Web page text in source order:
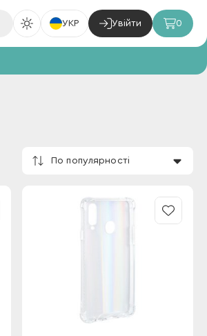
УКР Увійти 0
По популярності